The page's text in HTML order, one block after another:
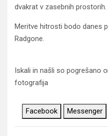
dvakrat v zasebnih prostorih.
Meritve hitrosti bodo danes
Radgone.
Iskali in našli so pogrešano
fotografija
Facebook Messenger